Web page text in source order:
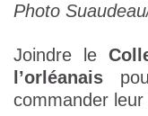
Photo
Joindre le
l’orléanais
commander leur